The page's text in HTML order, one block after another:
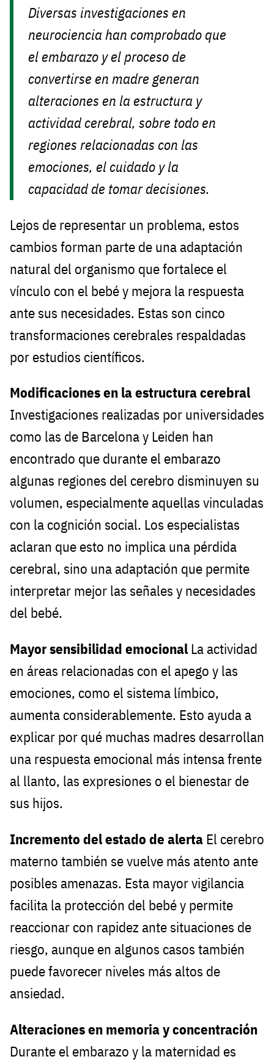
Diversas investigaciones en
neurociencia han comprobado que
el embarazo y el proceso de
convertirse en madre generan
alteraciones en la estructura y
actividad cerebral, sobre todo en
regiones relacionadas con las
emociones, el cuidado y la
capacidad de tomar decisiones.
Lejos de representar un problema, estos
cambios forman parte de una adaptación
natural del organismo que fortalece el
vínculo con el bebé y mejora la respuesta
ante sus necesidades. Estas son cinco
transformaciones cerebrales respaldadas
por estudios científicos.
Modificaciones en la estructura cerebral
Investigaciones realizadas por universidades
como las de Barcelona y Leiden han
encontrado que durante el embarazo
algunas regiones del cerebro disminuyen su
volumen, especialmente aquellas vinculadas
con la cognición social. Los especialistas
aclaran que esto no implica una pérdida
cerebral, sino una adaptación que permite
interpretar mejor las señales y necesidades
del bebé.
Mayor sensibilidad emocional La actividad
en áreas relacionadas con el apego y las
emociones, como el sistema límbico,
aumenta considerablemente. Esto ayuda a
explicar por qué muchas madres desarrollan
una respuesta emocional más intensa frente
al llanto, las expresiones o el bienestar de
sus hijos.
Incremento del estado de alerta El cerebro
materno también se vuelve más atento ante
posibles amenazas. Esta mayor vigilancia
facilita la protección del bebé y permite
reaccionar con rapidez ante situaciones de
riesgo, aunque en algunos casos también
puede favorecer niveles más altos de
ansiedad.
Alteraciones en memoria y concentración
Durante el embarazo y la maternidad es